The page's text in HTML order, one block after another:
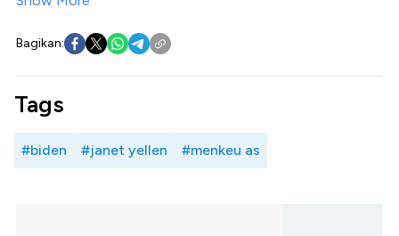
Bagikan:
Tags
#biden #janet yellen #menkeu as